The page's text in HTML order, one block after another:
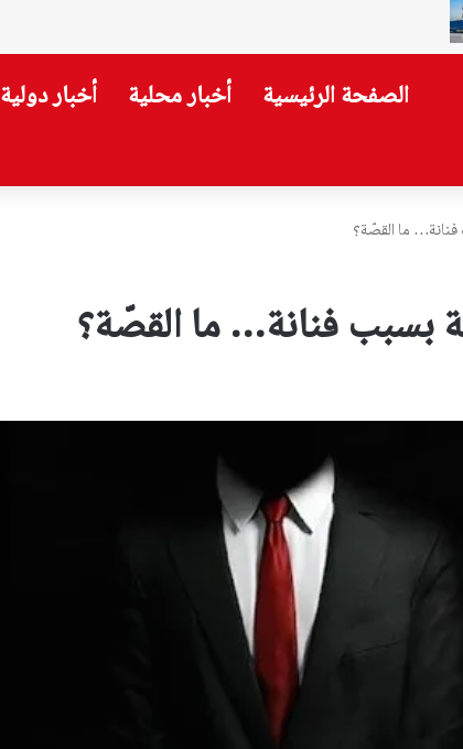
الصفحة الرئيسية أخبار محلية أخبار دولية
وأعمارنا… يعقوب: خلف قيادة الشيخ نعيم قاسم حتى النصر
ما القصّة؟
فنانة… ما القصّة؟